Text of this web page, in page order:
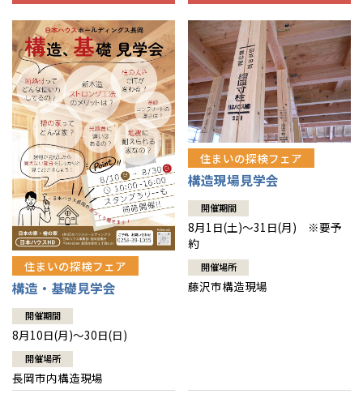
住まいの探検フェア
構造・基礎見学会
開催期間
8月10日(月)～30日(日)
開催場所
長岡市内構造現場
住まいの探検フェア
構造現場見学会
開催期間
8月1日(土)～31日(月) ※要予
約
開催場所
藤沢市構造現場